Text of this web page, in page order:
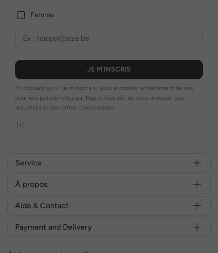
Femme
JE M'INSCRIS
En cliquant sur « Je m'inscris », vous acceptez le traitement de vos
données personnelles par Happy Size afin de vous adresser ses
actualités et des offres commerciales.
[+]
Service
À propos
Aide & Contact
Payment and Delivery